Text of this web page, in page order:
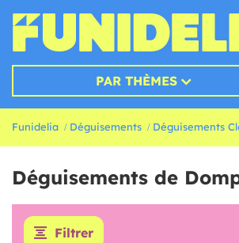
PAR THÈMES
Funidelia Déguisements Déguisements
Déguisements de
Filtrer